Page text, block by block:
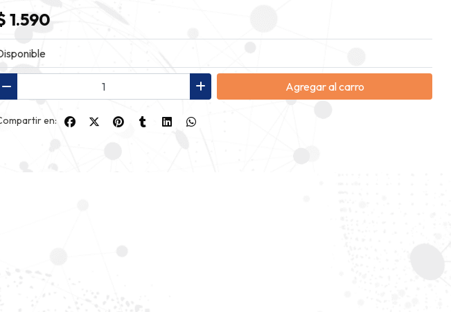
1.590
Agregaral carro
en: